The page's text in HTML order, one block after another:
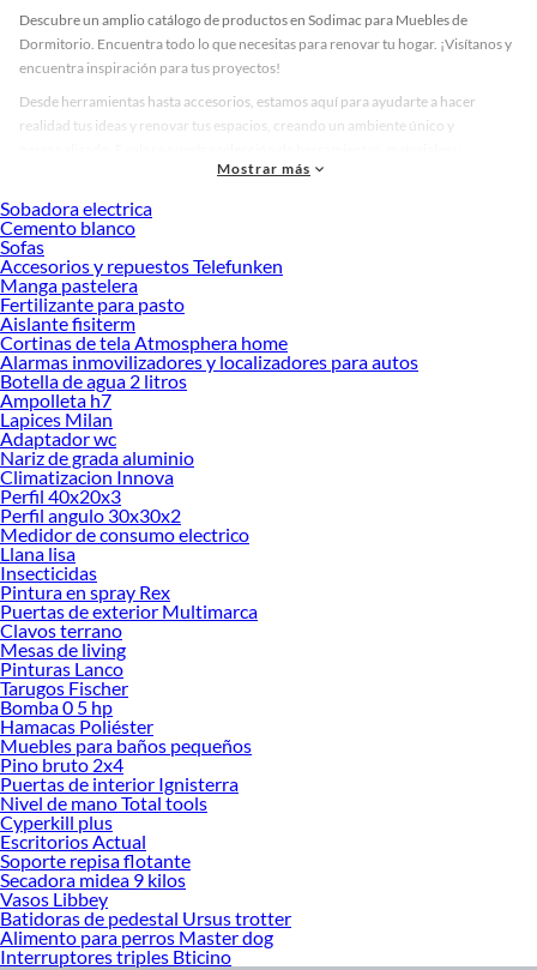
Descubre un amplio catálogo de productos en Sodimac para Muebles de
Dormitorio. Encuentra todo lo que necesitas para renovar tu hogar. ¡Visítanos y
encuentra inspiración para tus proyectos!
Desde herramientas hasta accesorios, estamos aquí para ayudarte a hacer
realidad tus ideas y renovar tus espacios, creando un ambiente único y
accesorios de calidad que te ayudarán a crear un espacio más tú.
Desde remodelaciones hasta proyectos de decoración, estamos aquí para hacer
tus ideas realidad. ¡Visítanos y encuentra todo lo que tenemos para ofrecerte en
Muebles de Dormitorio!
Explora la variedad de productos de Muebles de Dormitorio en Sodimac
Herramientas, materiales y accesorios de calidad para tus proyectos y
renovación de espacios. ¡Visítanos y descubre todo lo que tenemos para
ofrecerte!
Encuentra una amplia variedad de productos de Muebles de Dormitorio en
Sodimac. Encuentra todo lo necesario para tus proyectos de renovación y
decoración. ¡Visítanos y haz tus ideas realidad!
Mostrar más
Sobadora electrica
Cemento blanco
Sofas
Accesorios y repuestos Telefunken
Manga pastelera
Fertilizante para pasto
Aislante fisiterm
Cortinas de tela Atmosphera home
Alarmas inmovilizadores y localizadores para autos
Botella de agua 2 litros
Ampolleta h7
Lapices Milan
Adaptador wc
Nariz de grada aluminio
Climatizacion Innova
Perfil 40x20x3
Perfil angulo 30x30x2
Medidor de consumo electrico
Llana lisa
Insecticidas
Pintura en spray Rex
Puertas de exterior Multimarca
Clavos terrano
Mesas de living
Pinturas Lanco
Tarugos Fischer
Bomba 0 5 hp
Hamacas Poliéster
Muebles para baños pequeños
Pino bruto 2x4
Puertas de interior Ignisterra
Nivel de mano Total tools
Cyperkill plus
Escritorios Actual
Soporte repisa flotante
Secadora midea 9 kilos
Vasos Libbey
Batidoras de pedestal Ursus trotter
Alimento para perros Master dog
Interruptores triples Bticino